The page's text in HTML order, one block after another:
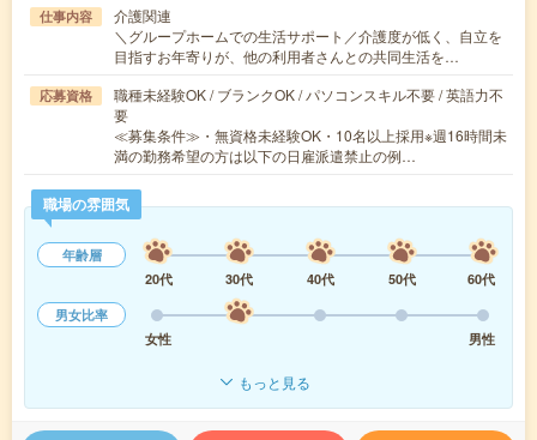
仕事内容
介護関連
＼グループホームでの生活サポート／介護度が低く、自立を
目指すお年寄りが、他の利用者さんとの共同生活を…
応募資格
職種未経験OK / ブランクOK / パソコンスキル不要 / 英語力不
要
≪募集条件≫・無資格未経験OK・10名以上採用※週16時間未
満の勤務希望の方は以下の日雇派遣禁止の例…
職場の雰囲気
年齢層
20代
30代 40代 50代
60代
男女比率
女性
男性
もっと見る